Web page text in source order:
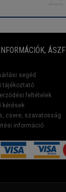
ÁSZF
segéd
tájékoztató
feltételek
kérések
csere, szavatosság
információ